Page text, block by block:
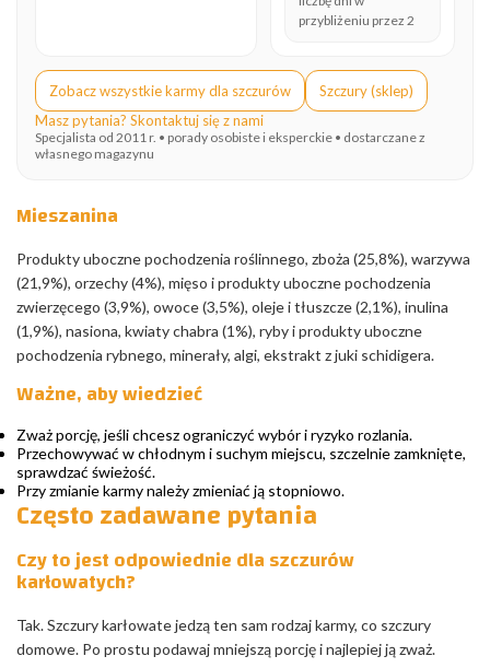
przybliżeniu przez 2
Zobacz wszystkie karmy dla szczurów
Szczury (sklep)
Masz pytania? Skontaktuj się z nami
Specjalista od 2011 r. • porady osobiste i eksperckie • dostarczane z
własnego magazynu
Mieszanina
Produkty uboczne pochodzenia roślinnego, zboża (25,8%), warzywa
(21,9%), orzechy (4%), mięso i produkty uboczne pochodzenia
zwierzęcego (3,9%), owoce (3,5%), oleje i tłuszcze (2,1%), inulina
(1,9%), nasiona, kwiaty chabra (1%), ryby i produkty uboczne
pochodzenia rybnego, minerały, algi, ekstrakt z juki schidigera.
Ważne, aby wiedzieć
Zważ porcję, jeśli chcesz ograniczyć wybór i ryzyko rozlania.
Przechowywać w chłodnym i suchym miejscu, szczelnie zamknięte,
sprawdzać świeżość.
Przy zmianie karmy należy zmieniać ją stopniowo.
Często zadawane pytania
Czy to jest odpowiednie dla szczurów
karłowatych?
Tak. Szczury karłowate jedzą ten sam rodzaj karmy, co szczury
domowe. Po prostu podawaj mniejszą porcję i najlepiej ją zważ.